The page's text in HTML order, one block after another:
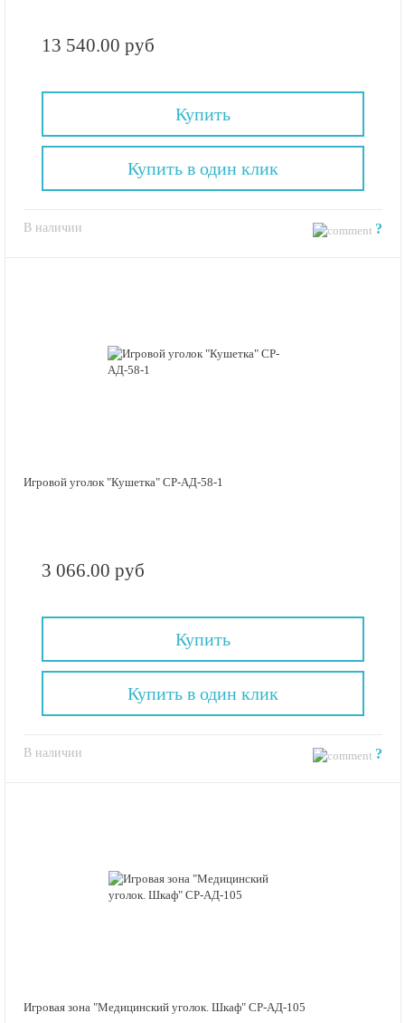
13 540.00 руб
Купить
В наличии ?
Купить в один клик
Игровой уголок "Кушетка" СР-АД-58-1
3 066.00 руб
Купить
В наличии ?
Купить в один клик
Игровая зона "Медицинский уголок. Шкаф" СР-АД-105